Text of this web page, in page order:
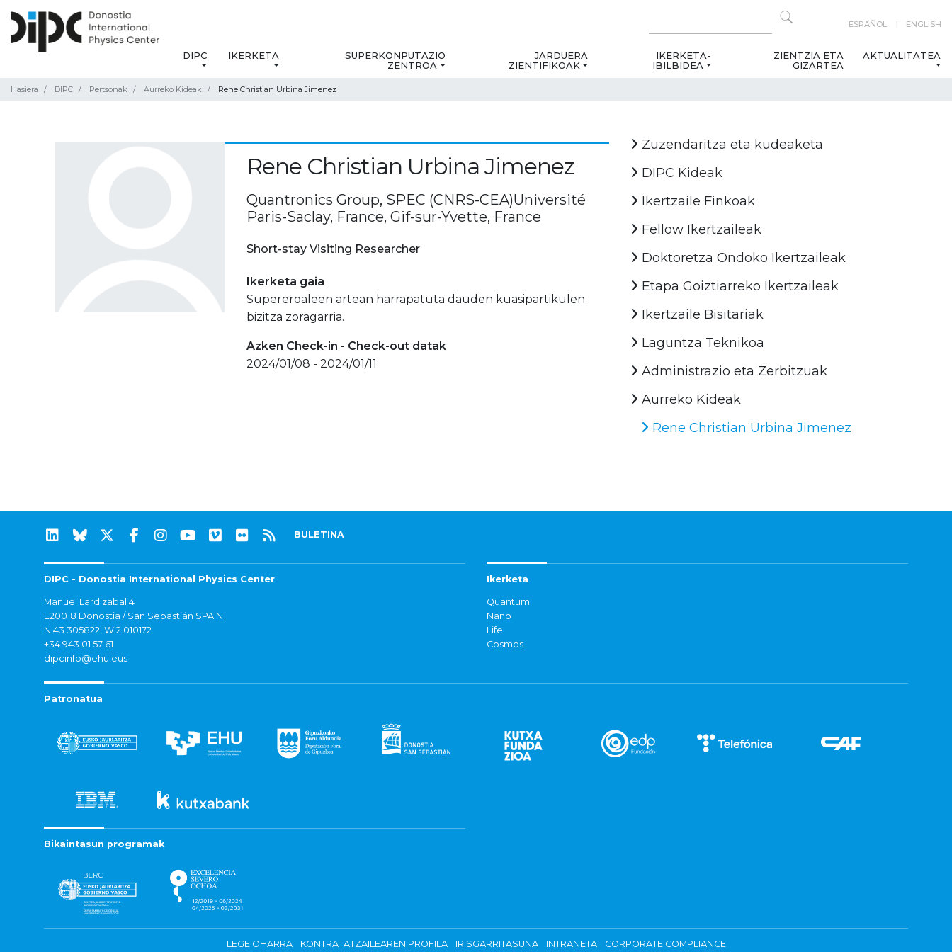
ESPAÑOL ENGLISH
DIPC IKERKETA
SUPERKONPUTAZIO
ZENTROA
JARDUERA
ZIENTIFIKOAK
IKERKETA-
IBILBIDEA
ZIENTZIA ETA
GIZARTEA
AKTUALITATEA
Hasiera DIPC Pertsonak Aurreko Kideak Rene Christian Urbina Jimenez
Rene Christian Urbina Jimenez
Quantronics Group, SPEC (CNRS-CEA)Université
Paris-Saclay, France, Gif-sur-Yvette, France
Short-stay Visiting Researcher
Ikerketa gaia
Supereroaleen artean harrapatuta dauden kuasipartikulen
bizitza zoragarria.
Azken Check-in - Check-out datak
2024/01/08 - 2024/01/11
Zuzendaritza eta kudeaketa
DIPC Kideak
Ikertzaile Finkoak
Fellow Ikertzaileak
Doktoretza Ondoko Ikertzaileak
Etapa Goiztiarreko Ikertzaileak
Ikertzaile Bisitariak
Laguntza Teknikoa
Administrazio eta Zerbitzuak
Aurreko Kideak
Rene Christian Urbina Jimenez
BULETINA
DIPC - Donostia International Physics Center
Manuel Lardizabal 4
E20018 Donostia / San Sebastián SPAIN
N 43.305822, W 2.010172
+34 943 01 57 61
dipcinfo@ehu.eus
Ikerketa
Quantum
Nano
Life
Cosmos
Patronatua
Bikaintasun programak
LEGE OHARRA KONTRATATZAILEAREN PROFILA IRISGARRITASUNA INTRANETA CORPORATE COMPLIANCE